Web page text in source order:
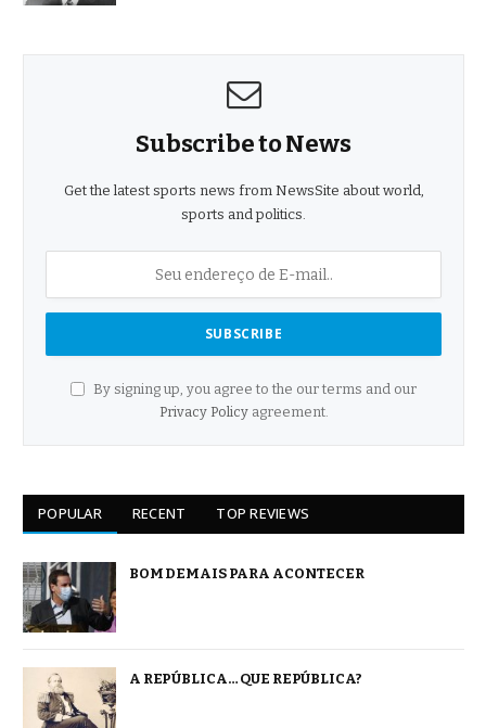
Subscribe to News
Get the latest sports news from NewsSite about world,
sports and politics.
By signing up, you agree to the our terms and our
Privacy Policyagreement.
POPULAR RECENT TOP REVIEWS
BOM DEMAIS PARA ACONTECER
A REPÚBLICA… QUE REPÚBLICA?